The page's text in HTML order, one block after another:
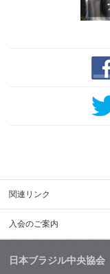
関連リンク
入会のご案内
日本ブラジル中央協会